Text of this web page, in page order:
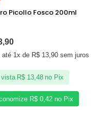
Picollo Fosco 200ml
até 1x de R$13,90sem juros
R$ 13,48 no Pix
R$0,42no Pix